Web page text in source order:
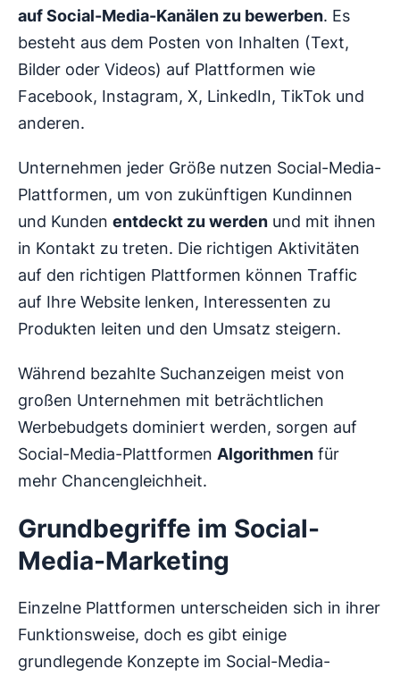
auf Social-Media-Kanälen zu bewerben. Es
besteht aus dem Posten von Inhalten (Text,
Bilder oder Videos) auf Plattformen wie
Facebook, Instagram, X, LinkedIn, TikTok und
anderen.
Unternehmen jeder Größe nutzen Social-Media-
Plattformen, um von zukünftigen Kundinnen
und Kunden entdeckt zu werden und mit ihnen
in Kontakt zu treten. Die richtigen Aktivitäten
auf den richtigen Plattformen können Traffic
auf Ihre Website lenken, Interessenten zu
Produkten leiten und den Umsatz steigern.
Während bezahlte Suchanzeigen meist von
großen Unternehmen mit beträchtlichen
Werbebudgets dominiert werden, sorgen auf
Social-Media-Plattformen Algorithmen für
mehr Chancengleichheit.
Grundbegriffe im Social-
Media-Marketing
Einzelne Plattformen unterscheiden sich in ihrer
Funktionsweise, doch es gibt einige
grundlegende Konzepte im Social-Media-